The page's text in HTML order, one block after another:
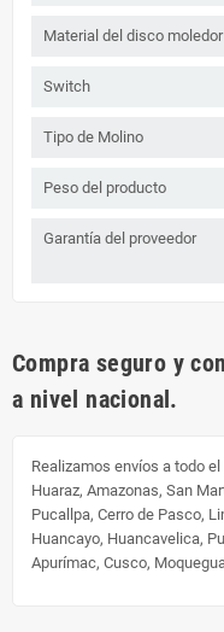
Material del disco moledor
Switch
Tipo de Molino
Peso del producto
Garantía del proveedor
Compra seguro y
a nivel nacional.
Realizamos envíos a todo el
Huaraz, Amazonas, San
Pucallpa, Cerro de Pasco,
Huancayo, Huancavelica,
Apurímac, Cusco,